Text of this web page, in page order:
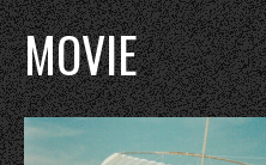
MOVIE